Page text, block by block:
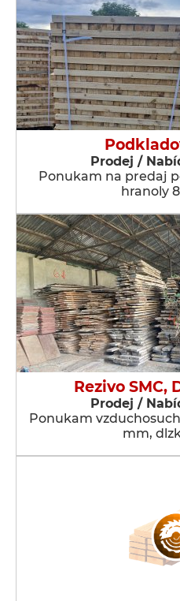
Prodej /
Ponukam na predaj
hranoly
Rezivo SMC,
Prodej /
Ponukam
mm,